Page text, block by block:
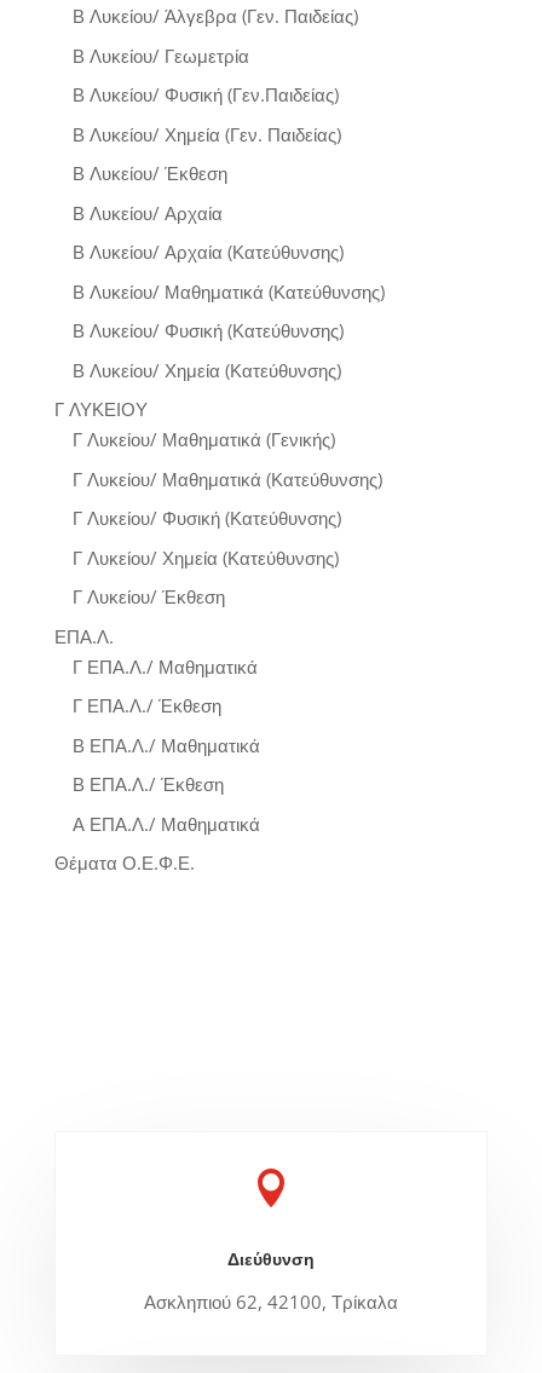
Β Λυκείου/ Άλγεβρα (Γεν. Παιδείας)
Β Λυκείου/ Γεωμετρία
Β Λυκείου/ Φυσική (Γεν.Παιδείας)
Β Λυκείου/ Χημεία (Γεν. Παιδείας)
Β Λυκείου/ Έκθεση
Β Λυκείου/ Αρχαία
Β Λυκείου/ Αρχαία (Κατεύθυνσης)
Β Λυκείου/ Μαθηματικά (Κατεύθυνσης)
Β Λυκείου/ Φυσική (Κατεύθυνσης)
Β Λυκείου/ Χημεία (Κατεύθυνσης)
Γ ΛΥΚΕΙΟΥ
Γ Λυκείου/ Μαθηματικά (Γενικής)
Γ Λυκείου/ Μαθηματικά (Κατεύθυνσης)
Γ Λυκείου/ Φυσική (Κατεύθυνσης)
Γ Λυκείου/ Χημεία (Κατεύθυνσης)
Γ Λυκείου/ Έκθεση
ΕΠΑ.Λ.
Γ ΕΠΑ.Λ./ Μαθηματικά
Γ ΕΠΑ.Λ./ Έκθεση
Β ΕΠΑ.Λ./ Μαθηματικά
Β ΕΠΑ.Λ./ Έκθεση
Α ΕΠΑ.Λ./ Μαθηματικά
Θέματα Ο.Ε.Φ.Ε.

Διεύθυνση
Ασκληπιού 62, 42100, Τρίκαλα